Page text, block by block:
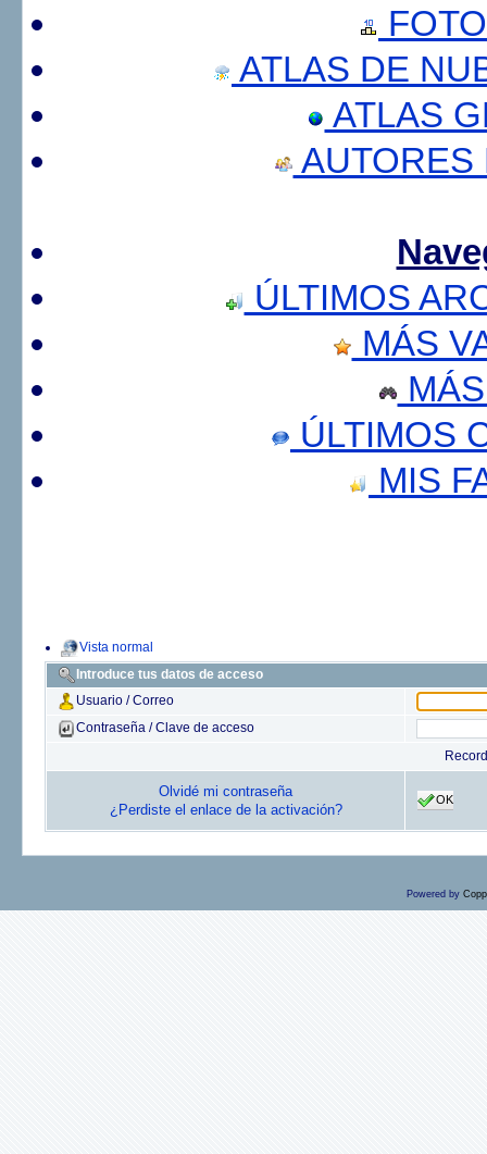
ATLAS DE
ATLAS
AUTORES
ÚLTIMOS
MÁS
ÚLTIMOS
MIS
Vista normal
Introduce tus datos de acceso
Usuario / Correo
Contraseña / Clave de acceso
Olvidé mi contraseña
¿Perdiste el enlace de la activación?
OK
Powered by